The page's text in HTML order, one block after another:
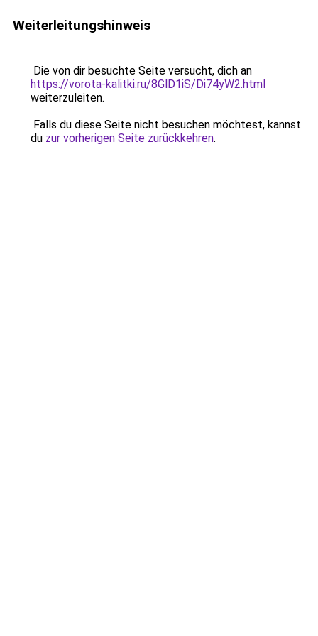
Weiterleitungshinweis
Die von dir besuchte Seite versucht, dich an
https://vorota-kalitki.ru/8GlD1iS/Di74yW2.html
weiterzuleiten.
Falls du diese Seite nicht besuchen möchtest, kannst
du zur vorherigen Seite zurückkehren.